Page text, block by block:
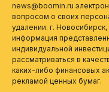
news@boomin.ru
вопросом о своих
удалении. г.
информация
индивидуальной
рассматриваться в
каких-либо финансовых
рекламой ценных бумаг.